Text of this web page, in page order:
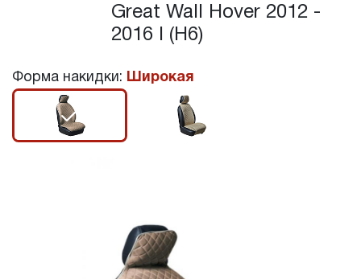
Great Wall Hover 2012 -
2016 I (H6)
Форма накидки: Широкая
r